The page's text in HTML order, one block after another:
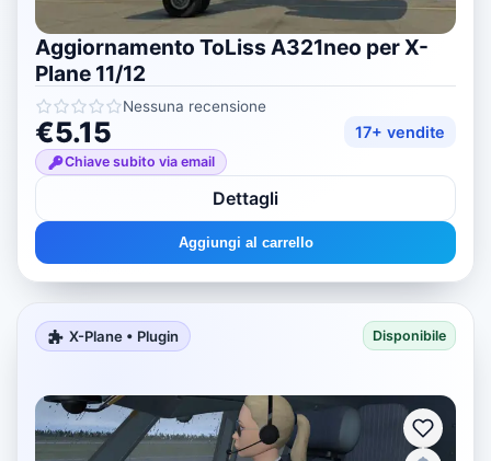
Aggiornamento ToLiss A321neo per X-
Plane 11/12
Nessuna recensione
€5.15 17+ vendite
Chiave subito via email
Dettagli
Aggiungi al carrello
X-Plane • Plugin Disponibile